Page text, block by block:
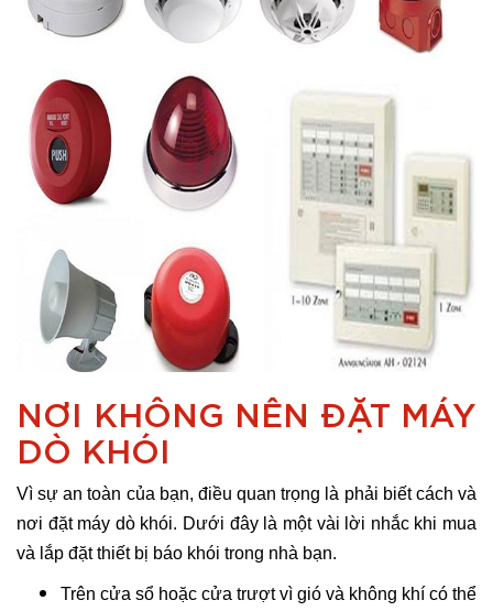
NƠI KHÔNG NÊN ĐẶT MÁY
DÒ KHÓI
Vì sự an toàn của bạn, điều quan trọng là phải biết cách và
nơi đặt máy dò khói. Dưới đây là một vài lời nhắc khi mua
và lắp đặt thiết bị báo khói trong nhà bạn.
Trên cửa sổ hoặc cửa trượt vì gió và không khí có thể